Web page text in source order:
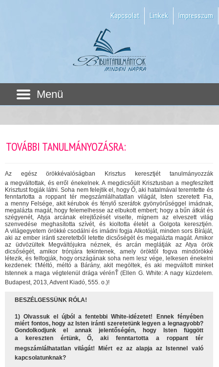
Kapcsolat Linkek Impresszum
Menü
TOVÁBBI TANULMÁNYOZÁSRA:
Az egész örökkévalóságban Krisztus keresztjét tanulmányozzák
a megváltottak, és erről énekelnek. A megdicsőült Krisztusban a megfeszített
Krisztust fogják látni. Soha nem felejtik el, hogy Ő, aki hatalmával teremtette és
fenntartotta a roppant tér megszámlálhatatlan világát, Isten szeretett Fia,
a menny Felsége, akit kérubok és fénylő szeráfok gyönyörűséggel imádnak,
megalázta magát, hogy felemelhesse az elbukott embert; hogy a bűn átkát és
szégyenét, Atyja arcának elrejtőzését viselte, mígnem az elveszett világ
szenvedése meghasította szívét, és kioltotta életét a Golgota keresztjén.
A világegyetem örökké csodálni és imádni fogja Alkotóját, minden sors Bíráját,
aki az ember iránti szeretetből letette dicsőségét és megalázta magát. Amikor
az üdvözültek Megváltójukra néznek, és arcán meglátják az Atya örök
dicsőségét, amikor trónjára tekintenek, amely öröktől fogva mindörökké
létezik, és felfogják, hogy országának soha nem lesz vége, lelkesen énekelni
kezdenek: ťMéltó, méltó a Bárány, akit megöltek, és aki megváltott minket
Istennek a maga végtelenül drága vérénŤ (Ellen G. White: A nagy küzdelem.
Budapest, 2013, Advent Kiadó, 555. o.)!
BESZÉLGESSÜNK RÓLA!
1) Olvassuk el újból a fentebbi White-idézetet! Ennek fényében
miért fontos, hogy az Isten iránti szeretetünk legyen a legnagyobb?
Gondolkodjunk el annak jelentőségén, hogy Isten függött
a kereszten értünk, Ő, aki fenntartotta a roppant tér
megszámlálhatatlan világát! Miért ez az alapja az Istennel való
kapcsolatunknak?